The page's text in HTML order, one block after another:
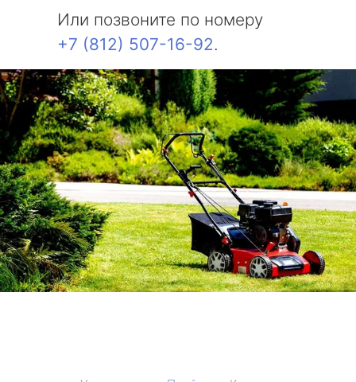
Или позвоните по номеру
+7 (812) 507-16-92.